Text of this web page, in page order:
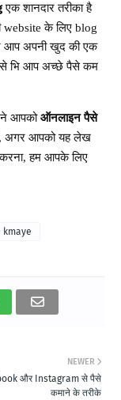
एक शानदार तरीका है
website के लिए blog
आप अपनी खुद की एक
भि आप अच्छे पैसे कम
आपको ऑनलाइन पैसे
अगर आपको यह लेख
करना,हम आपके लिए
NEWER
और Instagram से पैसे
कमाने के तरीके